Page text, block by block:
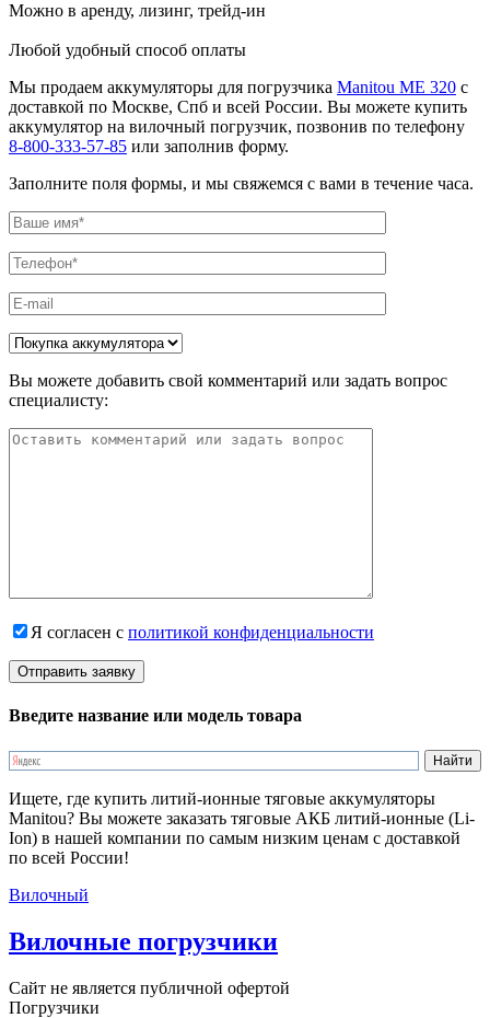
Можно в аренду, лизинг, трейд-ин
Любой удобный способ оплаты
Мы продаем аккумуляторы для погрузчика Manitou ME 320 с
доставкой по Москве, Спб и всей России. Вы можете купить
аккумулятор на вилочный погрузчик, позвонив по телефону
8-800-333-57-85 или заполнив форму.
Заполните поля формы, и мы свяжемся с вами в течение часа.
Вы можете добавить свой комментарий или задать вопрос
специалисту:
Я согласен с политикой конфиденциальности
Введите название или модель товара
Ищете, где купить литий-ионные тяговые аккумуляторы
Manitou? Вы можете заказать тяговые АКБ литий-ионные (Li-
Ion) в нашей компании по самым низким ценам с доставкой
по всей России!
Вилочный
Вилочные погрузчики
Сайт не является публичной офертой
Погрузчики